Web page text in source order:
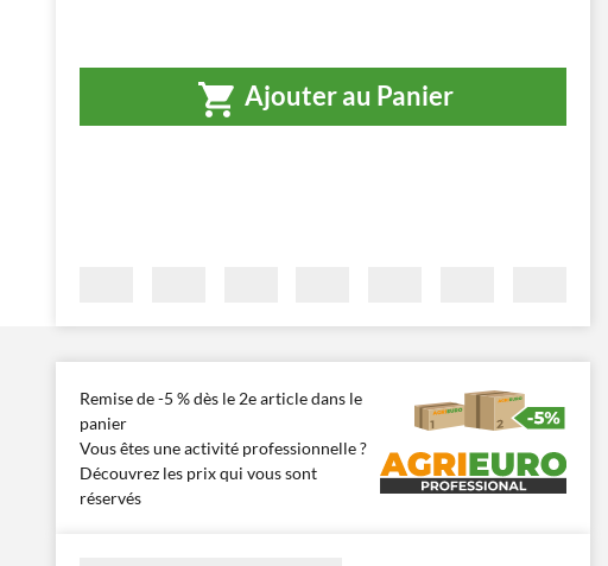
Ajouter au Panier
Remise de -5 % dès le 2e article dans le
panier
Vous êtes une activité professionnelle ?
Découvrez les prix qui vous sont
réservés